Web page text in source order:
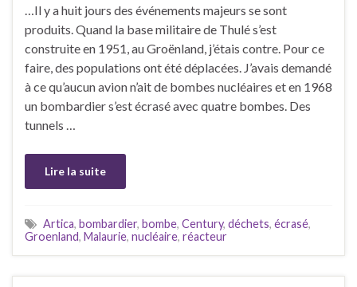
…Il y a huit jours des événements majeurs se sont
produits. Quand la base militaire de Thulé s’est
construite en 1951, au Groënland, j’étais contre. Pour ce
faire, des populations ont été déplacées. J’avais demandé
à ce qu’aucun avion n’ait de bombes nucléaires et en 1968
un bombardier s’est écrasé avec quatre bombes. Des
tunnels …
Lire la suite
Artica, bombardier, bombe, Century, déchets, écrasé,
Groenland, Malaurie, nucléaire, réacteur